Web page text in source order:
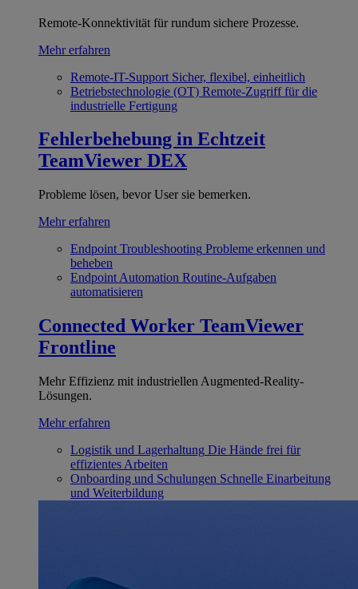
Remote-Konnektivität für rundum sichere Prozesse.
Mehr erfahren
Remote-IT-Support Sicher, flexibel, einheitlich
Betriebstechnologie (OT) Remote-Zugriff für die
industrielle Fertigung
Fehlerbehebung in Echtzeit
TeamViewer DEX
Probleme lösen, bevor User sie bemerken.
Mehr erfahren
Endpoint Troubleshooting Probleme erkennen und
beheben
Endpoint Automation Routine-Aufgaben
automatisieren
Connected Worker TeamViewer
Frontline
Mehr Effizienz mit industriellen Augmented-Reality-
Lösungen.
Mehr erfahren
Logistik und Lagerhaltung Die Hände frei für
effizientes Arbeiten
Onboarding und Schulungen Schnelle Einarbeitung
und Weiterbildung